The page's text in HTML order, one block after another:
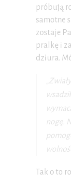
próbują
samotne
zostaje
pralkę i
dziura.
nogę.
Tak o to